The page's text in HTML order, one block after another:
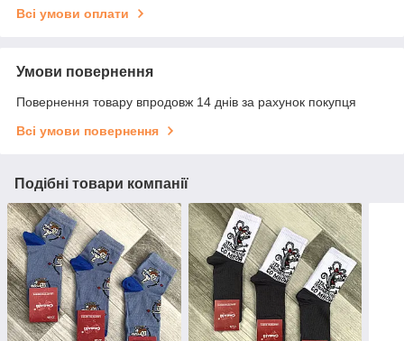
Всі умови оплати
Умови повернення
Повернення товару впродовж 14 днів за рахунок покупця
Всі умови повернення
Подібні товари компанії